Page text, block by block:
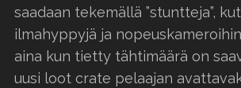
saadaan tekemällä ”stuntteja”,
ilmahyppyjä ja
aina kun tietty tähtimäärä on
uusi loot crate pelaajan